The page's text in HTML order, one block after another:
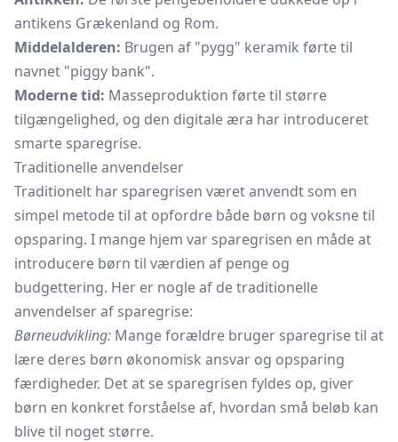
antikens Grækenland og Rom.
Middelalderen: Brugen af "pygg" keramik førte til
navnet "piggy bank".
Moderne tid: Masseproduktion førte til større
tilgængelighed, og den digitale æra har introduceret
smarte sparegrise.
Traditionelle anvendelser
Traditionelt har sparegrisen været anvendt som en
simpel metode til at opfordre både børn og voksne til
opsparing. I mange hjem var sparegrisen en måde at
introducere børn til værdien af penge og
budgettering. Her er nogle af de traditionelle
anvendelser af sparegrise:
Børneudvikling: Mange forældre bruger sparegrise til at
lære deres børn økonomisk ansvar og opsparing
færdigheder. Det at se sparegrisen fyldes op, giver
børn en konkret forståelse af, hvordan små beløb kan
blive til noget større.